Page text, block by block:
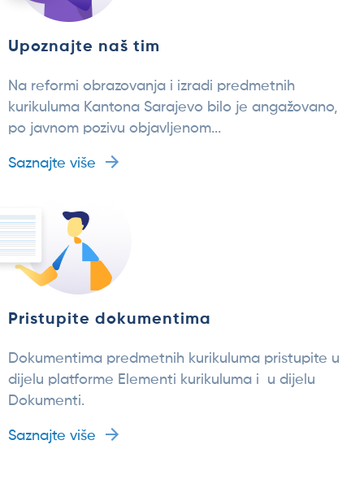
Upoznajte naš tim
Na reformi obrazovanja i izradi predmetnih
kurikuluma Kantona Sarajevo bilo je angažovano,
po javnom pozivu objavljenom...
Saznajte više
Pristupite dokumentima
Dokumentima predmetnih kurikuluma pristupite u
dijelu platforme Elementi kurikuluma i u dijelu
Dokumenti.
Saznajte više